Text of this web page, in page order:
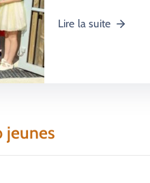
Lire la suite
jeunes